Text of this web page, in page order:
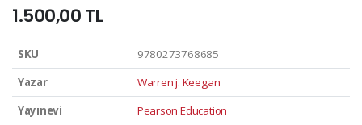
1.500,00 TL
SKU
9780273768685
Yazar
Warren j. Keegan
Yayınevi
Pearson Education